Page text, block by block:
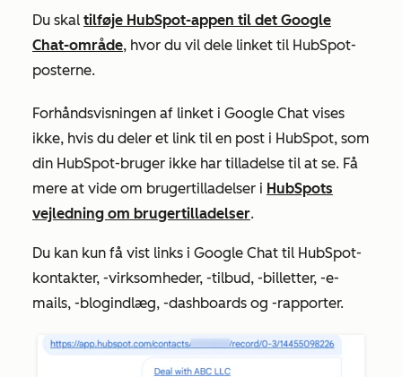
Du skal tilføje HubSpot-appen til det Google
Chat-område, hvor du vil dele linket til HubSpot-
posterne.
Forhåndsvisningen af linket i Google Chat vises
ikke, hvis du deler et link til en post i HubSpot, som
din HubSpot-bruger ikke har tilladelse til at se. Få
mere at vide om brugertilladelser i HubSpots
vejledning om brugertilladelser.
Du kan kun få vist links i Google Chat til HubSpot-
kontakter, -virksomheder, -tilbud, -billetter, -e-
mails, -blogindlæg, -dashboards og -rapporter.